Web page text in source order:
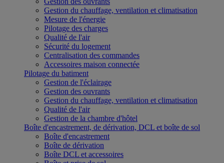
Gestion du chauffage, ventilation et climatisation
Mesure de l'énergie
Pilotage des charges
Qualité de l'air
Sécurité du logement
Centralisation des commandes
Accessoires maison connectée
Pilotage du batiment
Gestion de l'éclairage
Gestion des ouvrants
Gestion du chauffage, ventilation et climatisation
Qualité de l'air
Gestion de la chambre d'hôtel
Boîte d'encastrement, de dérivation, DCL et boîte de sol
Boîte d'encastrement
Boîte de dérivation
Boîte DCL et accessoires